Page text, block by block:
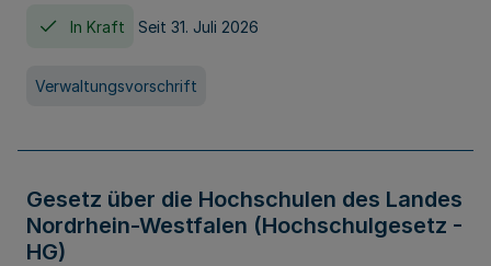
In Kraft Seit 31. Juli 2026
Verwaltungsvorschrift
Gesetz über die Hochschulen des Landes
Nordrhein-Westfalen (Hochschulgesetz -
HG)